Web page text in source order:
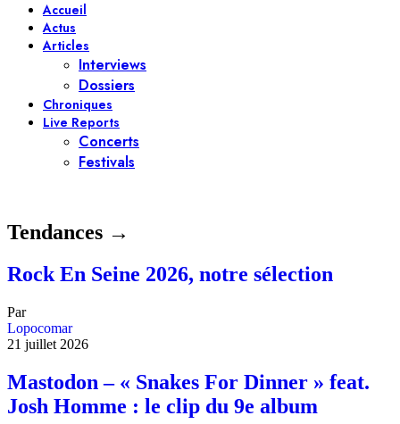
Accueil
Actus
Articles
Interviews
Dossiers
Chroniques
Live Reports
Concerts
Festivals
Tendances →
Rock En Seine 2026, notre sélection
Par
Lopocomar
21 juillet 2026
Mastodon – « Snakes For Dinner » feat.
Josh Homme : le clip du 9e album